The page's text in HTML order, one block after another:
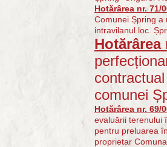
Hotărârea nr. 71/
Comunei Șpring a
intravilanul loc.
Hotărârea
comunei
Hotărârea nr. 69/
evaluării terenului
pentru preluarea
proprietar